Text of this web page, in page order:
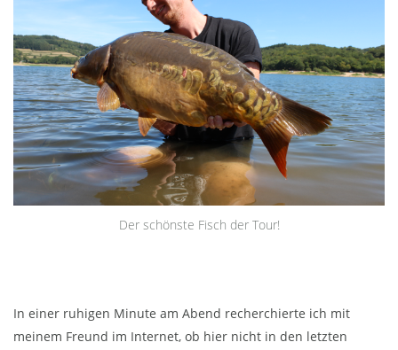
Der schönste Fisch der Tour!
In einer ruhigen Minute am Abend recherchierte ich mit
meinem Freund im Internet, ob hier nicht in den letzten